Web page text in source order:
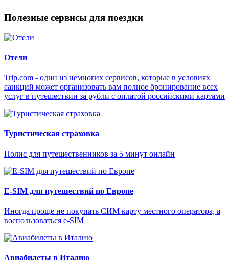
Полезные сервисы для поездки
Отели
Trip.com - один из немногих сервисов, которые в условиях
санкций может организовать вам полное бронирование всех
услуг в путешествии за рубли с оплатой российскими картами
Туристическая страховка
Полис для путешественников за 5 минут онлайн
E-SIM для путешествий по Европе
Иногда проще не покупать СИМ карту местного оператора, а
воспользоваться e-SIM
Авиабилеты в Италию